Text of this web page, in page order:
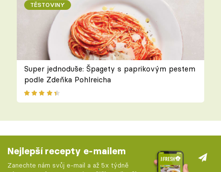
TĚSTOVINY
Super jednoduše: Špagety s paprikovým pestem
podle Zdeňka Pohlreicha
Nejlepší recepty e-mailem
Zanechte nám svůj e-mail a až 5x týdně